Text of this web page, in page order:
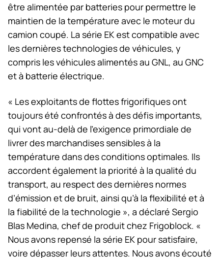
être alimentée par batteries pour permettre le
maintien de la température avec le moteur du
camion coupé. La série EK est compatible avec
les dernières technologies de véhicules, y
compris les véhicules alimentés au GNL, au GNC
et à batterie électrique.
« Les exploitants de flottes frigorifiques ont
toujours été confrontés à des défis importants,
qui vont au-delà de l’exigence primordiale de
livrer des marchandises sensibles à la
température dans des conditions optimales. Ils
accordent également la priorité à la qualité du
transport, au respect des dernières normes
d’émission et de bruit, ainsi qu’à la flexibilité et à
la fiabilité de la technologie », a déclaré Sergio
Blas Medina, chef de produit chez Frigoblock. «
Nous avons repensé la série EK pour satisfaire,
voire dépasser leurs attentes. Nous avons écouté